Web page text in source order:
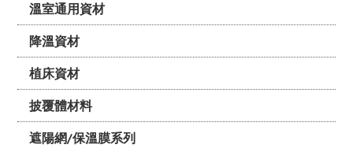
溫室通用資材
降溫資材
植床資材
披覆體材料
遮陽網/保溫膜系列